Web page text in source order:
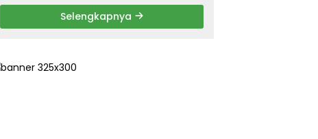
Ditarget Rampung
Januari 2026
Selengkapnya